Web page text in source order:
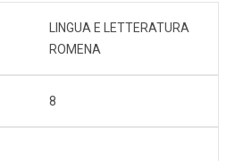
LINGUA E LETTERATURA
ROMENA
8